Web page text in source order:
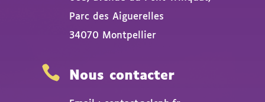
Parc des Aiguerelles
34070 Montpellier
 Nous contacter